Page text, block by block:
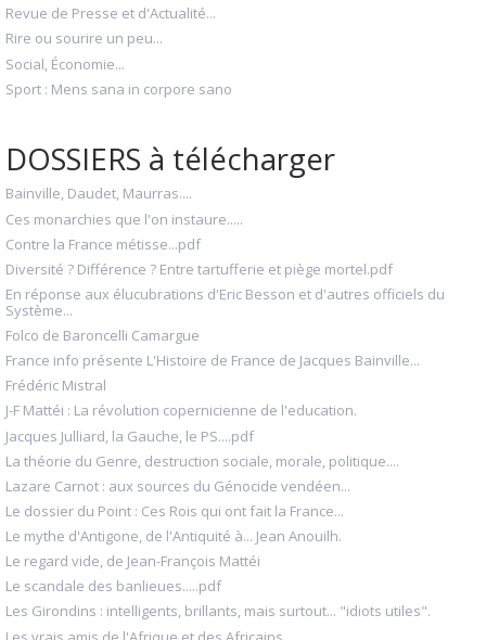
Revue de Presse et d'Actualité...
Rire ou sourire un peu...
Social, Économie...
Sport : Mens sana in corpore sano
DOSSIERS à télécharger
Bainville, Daudet, Maurras....
Ces monarchies que l'on instaure.....
Contre la France métisse...pdf
Diversité ? Différence ? Entre tartufferie et piège mortel.pdf
En réponse aux élucubrations d'Eric Besson et d'autres officiels du
Système...
Folco de Baroncelli Camargue
France info présente L'Histoire de France de Jacques Bainville...
Frédéric Mistral
J-F Mattéi : La révolution copernicienne de l'education.
Jacques Julliard, la Gauche, le PS....pdf
La théorie du Genre, destruction sociale, morale, politique....
Lazare Carnot : aux sources du Génocide vendéen...
Le dossier du Point : Ces Rois qui ont fait la France...
Le mythe d'Antigone, de l'Antiquité à... Jean Anouilh.
Le regard vide, de Jean-François Mattéi
Le scandale des banlieues.....pdf
Les Girondins : intelligents, brillants, mais surtout... "idiots utiles".